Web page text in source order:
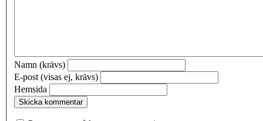
Namn (krävs)
E-post (visas ej, krävs)
Hemsida